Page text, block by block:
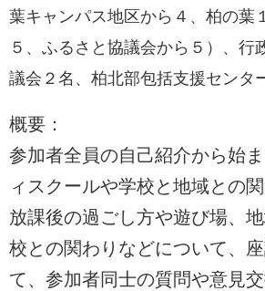
葉キャンパス地区から４、柏の葉
５、ふるさと協議会から５）、行
議会２名、柏北部包括支援センタ
概要：
参加者全員の自己紹介から始
ィスクールや学校と地域との
放課後の過ごし方や遊び場、
校との関わりなどについて、
て、参加者同士の質問や意見